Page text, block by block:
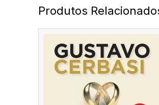
Produtos